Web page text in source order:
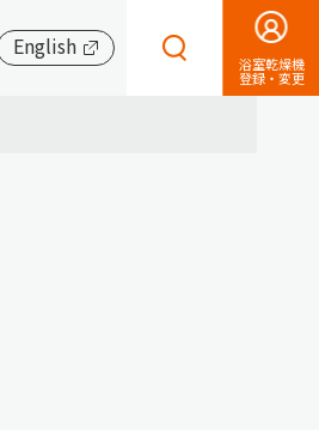
English
浴室乾燥機
登録・変更